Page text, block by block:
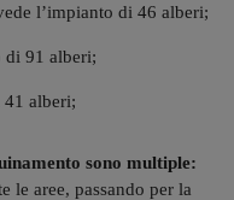
l’impianto di 46 alberi;
di 91 alberi;
41 alberi;
sono multiple:
le aree, passando per la